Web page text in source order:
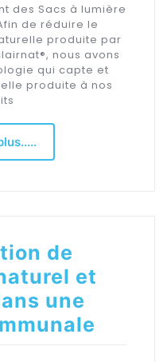
des Sacs à lumière
de réduire le
produite par
nous avons
qui capte et
produite à nos
de
et
une